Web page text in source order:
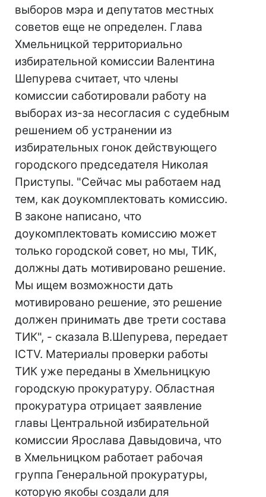
выборов мэра и депутатов местных
советов еще не определен. Глава
Хмельницкой территориально
избирательной комиссии Валентина
Шепурева считает, что члены
комиссии саботировали работу на
выборах из-за несогласия с судебным
решением об устранении из
избирательных гонок действующего
городского председателя Николая
Приступы. "Сейчас мы работаем над
тем, как доукомплектовать комиссию.
В законе написано, что
доукомплектовать комиссию может
только городской совет, но мы, ТИК,
должны дать мотивировано решение.
Мы ищем возможности дать
мотивировано решение, это решение
должен принимать две трети состава
ТИК", - сказала В.Шепурева, передает
ICTV. Материалы проверки работы
ТИК уже переданы в Хмельницкую
городскую прокуратуру. Областная
прокуратура отрицает заявление
главы Центральной избирательной
комиссии Ярослава Давыдовича, что
в Хмельницком работает рабочая
группа Генеральной прокуратуры,
которую якобы создали для